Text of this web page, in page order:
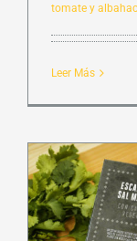
tomate y
Leer Más